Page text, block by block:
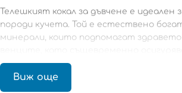
Телешкият кокал за дъвчене е идеален
породи кучета. Той е естествено
минерали, които подпомагат
забавление и удовлетворение.
Характеристики:
Виж още